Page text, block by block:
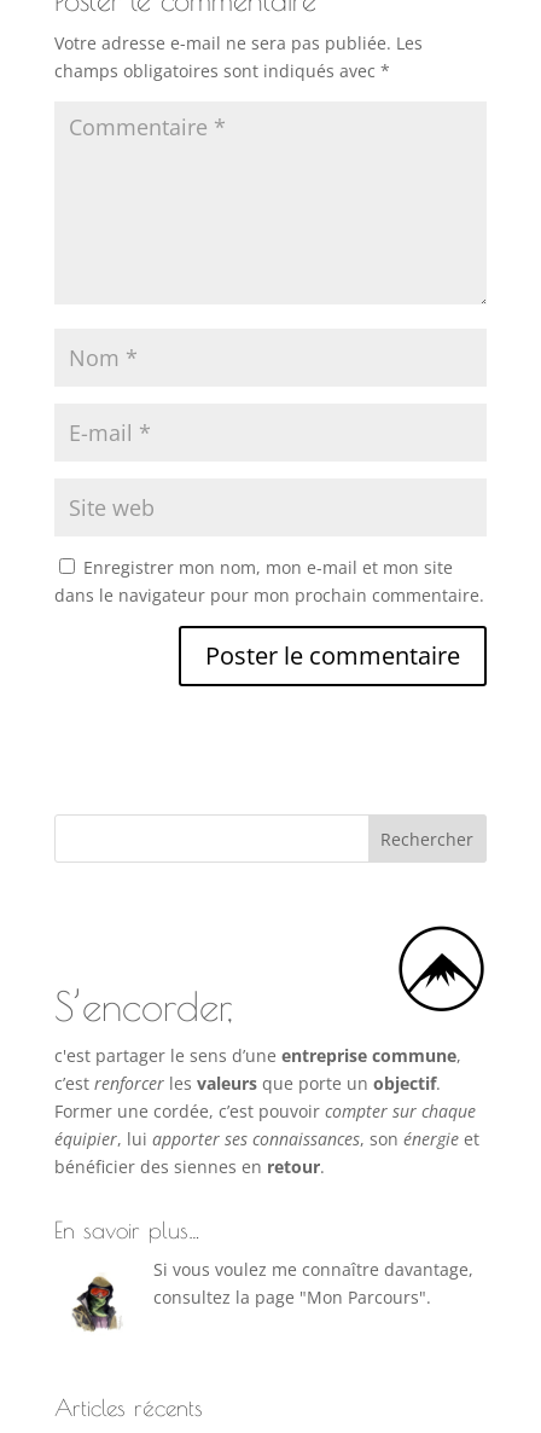
Votre adresse e-mail ne sera pas publiée. Les
champs obligatoires sont indiqués avec *
Enregistrer mon nom, mon e-mail et mon site
dans le navigateur pour mon prochain commentaire.
S’encorder,
c'est partager le sens d’une entreprise commune,
c’est renforcerles valeursque porte un objectif.
Former une cordée, c’est pouvoircompter sur chaque
équipier, lui apporter ses connaissances, son énergieet
bénéficier des siennes en retour.
En savoir plus…
Si vous voulez me connaître davantage,
consultez la page "Mon Parcours".
Articles récents